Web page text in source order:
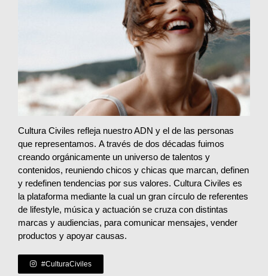
Cultura Civiles refleja nuestro ADN y el de las personas
que representamos. A través de dos décadas fuimos
creando orgánicamente un universo de talentos y
contenidos, reuniendo chicos y chicas que marcan, definen
y redefinen tendencias por sus valores. Cultura Civiles es
la plataforma mediante la cual un gran círculo de referentes
de lifestyle, música y actuación se cruza con distintas
marcas y audiencias, para comunicar mensajes, vender
productos y apoyar causas.
#CulturaCiviles